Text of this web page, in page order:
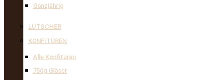
Ganzjährig
LUTSCHER
KONFITÜREN
Alle Konfitüren
750g Gläser